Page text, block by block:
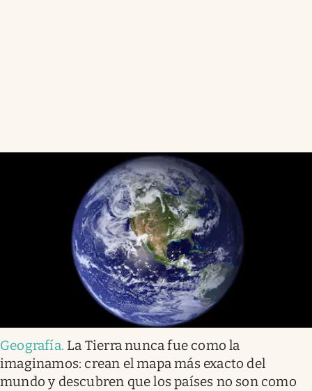
Geografía. La Tierra nunca fue como la
imaginamos: crean el mapa más exacto del
mundo y descubren que los países no son como